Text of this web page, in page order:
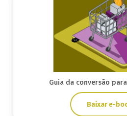
Guia da conversão
Baixar e-